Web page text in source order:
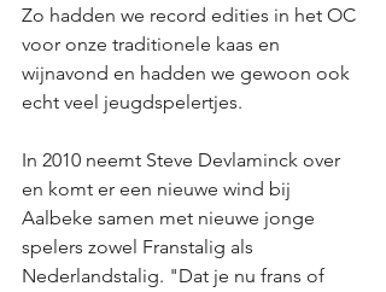
Zo hadden we record edities in het OC
voor onze traditionele kaas en
wijnavond en hadden we gewoon ook
echt veel jeugdspelertjes.
In 2010 neemt Steve Devlaminck over
en komt er een nieuwe wind bij
Aalbeke samen met nieuwe jonge
spelers zowel Franstalig als
Nederlandstalig. "Dat je nu frans of